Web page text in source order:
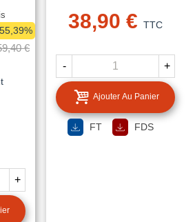
€
+
38,90 € TTC
- +
Ajouter Au Panier
FT FDS